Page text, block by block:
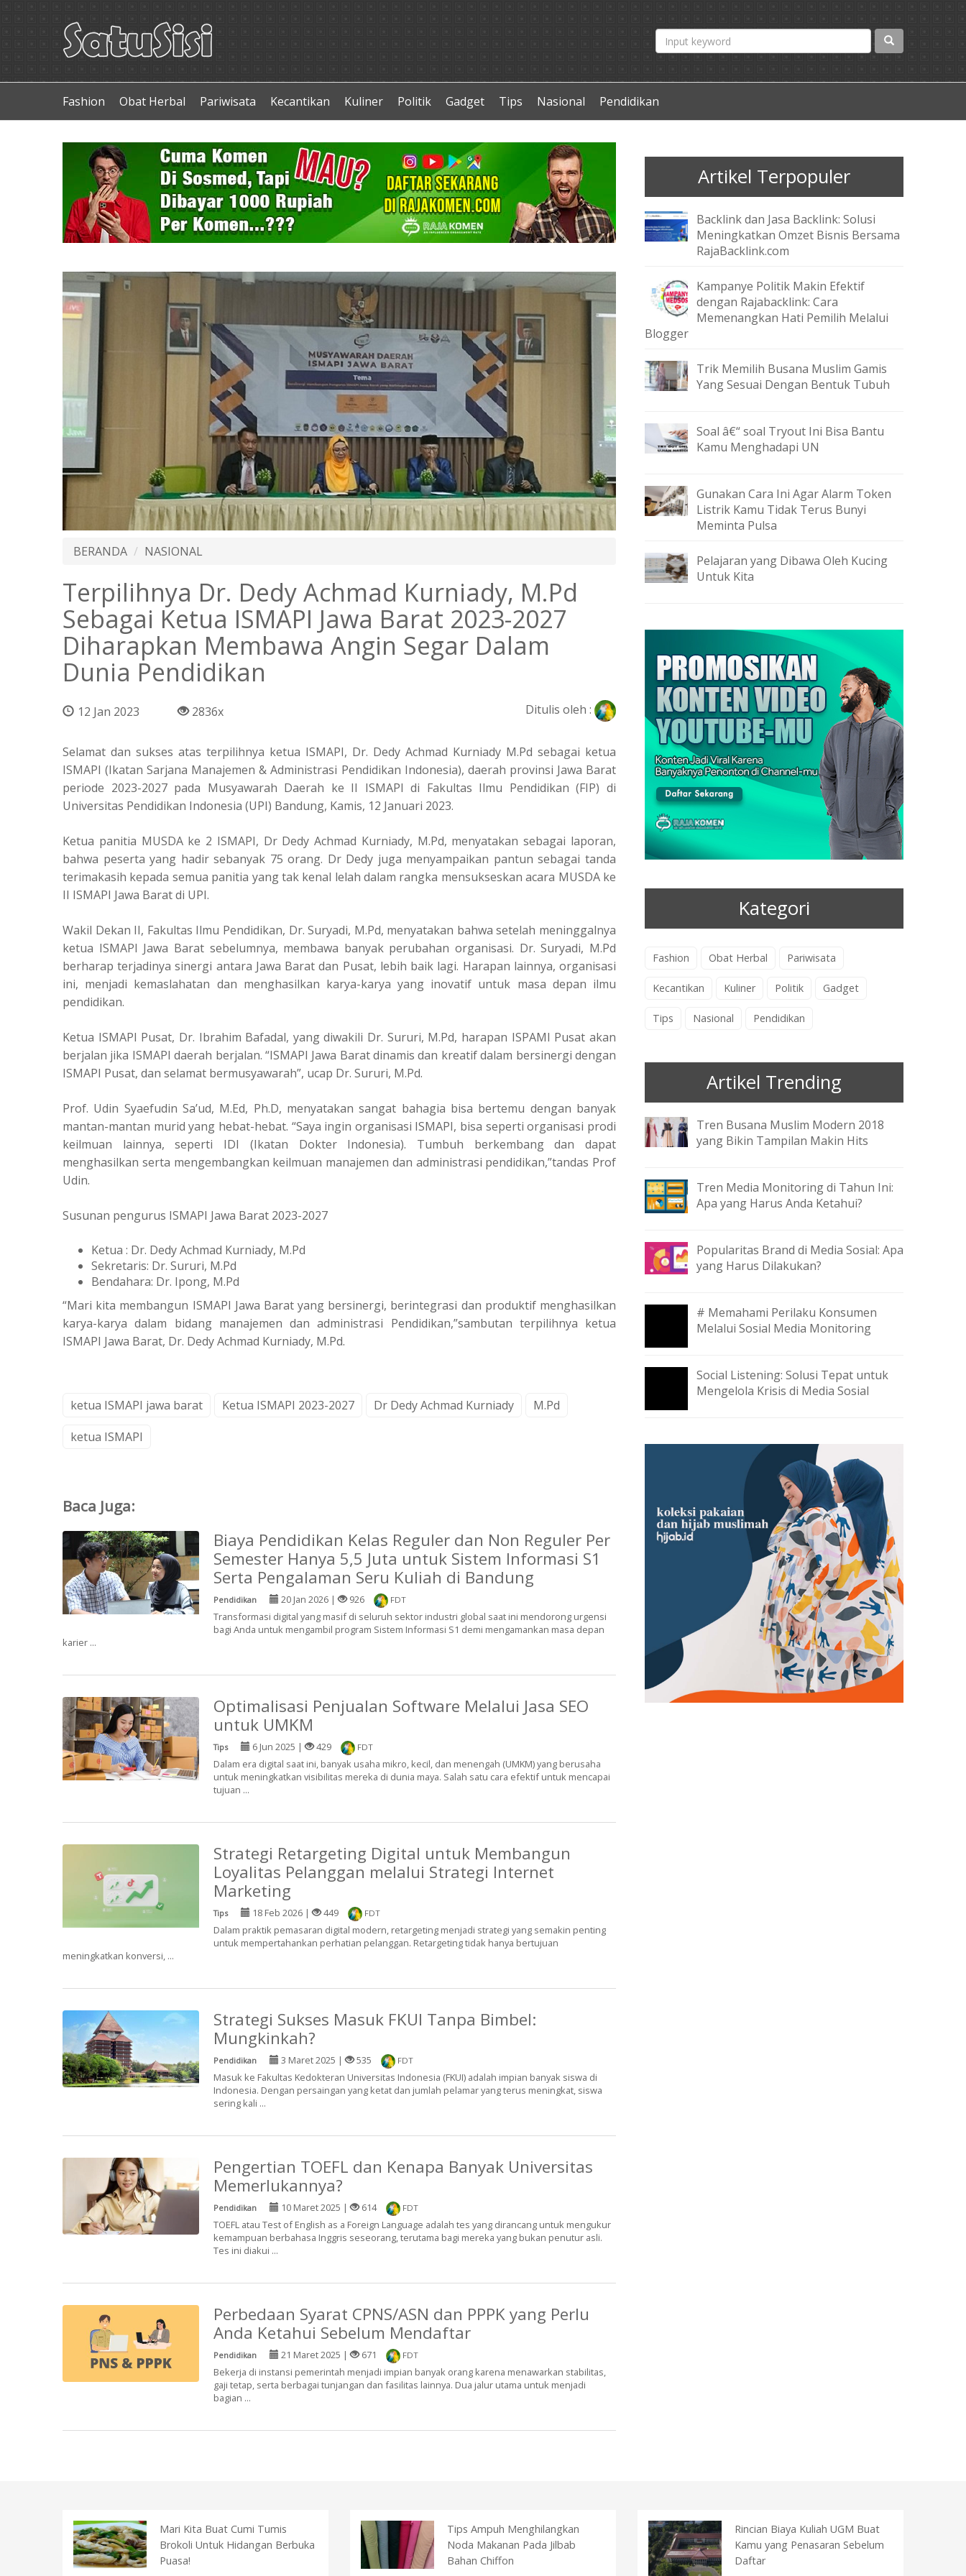
Fashion Obat Herbal Pariwisata Kecantikan Kuliner Politik Gadget Tips Nasional Pendidikan
BERANDA NASIONAL
Terpilihnya Dr. Dedy Achmad Kurniady, M.Pd
Sebagai Ketua ISMAPI Jawa Barat 2023-2027
Diharapkan Membawa Angin Segar Dalam
Dunia Pendidikan
12 Jan 2023 2836x Ditulis oleh :
Selamat dan sukses atas terpilihnya ketua ISMAPI, Dr. Dedy Achmad Kurniady M.Pd sebagai ketua
ISMAPI (Ikatan Sarjana Manajemen & Administrasi Pendidikan Indonesia), daerah provinsi Jawa Barat
periode 2023-2027 pada Musyawarah Daerah ke II ISMAPI di Fakultas Ilmu Pendidikan (FIP) di
Universitas Pendidikan Indonesia (UPI) Bandung, Kamis, 12 Januari 2023.
Ketua panitia MUSDA ke 2 ISMAPI, Dr Dedy Achmad Kurniady, M.Pd, menyatakan sebagai laporan,
bahwa peserta yang hadir sebanyak 75 orang. Dr Dedy juga menyampaikan pantun sebagai tanda
terimakasih kepada semua panitia yang tak kenal lelah dalam rangka mensukseskan acara MUSDA ke
II ISMAPI Jawa Barat di UPI.
Wakil Dekan II, Fakultas Ilmu Pendidikan, Dr. Suryadi, M.Pd, menyatakan bahwa setelah meninggalnya
ketua ISMAPI Jawa Barat sebelumnya, membawa banyak perubahan organisasi. Dr. Suryadi, M.Pd
berharap terjadinya sinergi antara Jawa Barat dan Pusat, lebih baik lagi. Harapan lainnya, organisasi
ini, menjadi kemaslahatan dan menghasilkan karya-karya yang inovatif untuk masa depan ilmu
pendidikan.
Ketua ISMAPI Pusat, Dr. Ibrahim Bafadal, yang diwakili Dr. Sururi, M.Pd, harapan ISPAMI Pusat akan
berjalan jika ISMAPI daerah berjalan. “ISMAPI Jawa Barat dinamis dan kreatif dalam bersinergi dengan
ISMAPI Pusat, dan selamat bermusyawarah”, ucap Dr. Sururi, M.Pd.
Prof. Udin Syaefudin Sa’ud, M.Ed, Ph.D, menyatakan sangat bahagia bisa bertemu dengan banyak
mantan-mantan murid yang hebat-hebat. “Saya ingin organisasi ISMAPI, bisa seperti organisasi prodi
keilmuan lainnya, seperti IDI (Ikatan Dokter Indonesia). Tumbuh berkembang dan dapat
menghasilkan serta mengembangkan keilmuan manajemen dan administrasi pendidikan,”tandas Prof
Udin.
Susunan pengurus ISMAPI Jawa Barat 2023-2027
Ketua : Dr. Dedy Achmad Kurniady, M.Pd
Sekretaris: Dr. Sururi, M.Pd
Bendahara: Dr. Ipong, M.Pd
“Mari kita membangun ISMAPI Jawa Barat yang bersinergi, berintegrasi dan produktif menghasilkan
karya-karya dalam bidang manajemen dan administrasi Pendidikan,”sambutan terpilihnya ketua
ISMAPI Jawa Barat, Dr. Dedy Achmad Kurniady, M.Pd.
ketua ISMAPI jawa barat Ketua ISMAPI 2023-2027 Dr Dedy Achmad Kurniady
M.Pd
ketua ISMAPI
Baca Juga:
Biaya Pendidikan Kelas Reguler dan Non Reguler Per
Semester Hanya 5,5 Juta untuk Sistem Informasi S1
Serta Pengalaman Seru Kuliah di Bandung
Pendidikan 20 Jan 2026 | 926 FDT
Transformasi digital yang masif di seluruh sektor industri global saat ini mendorong urgensi
bagi Anda untuk mengambil program Sistem Informasi S1 demi mengamankan masa depan
karier ...
Optimalisasi Penjualan Software Melalui Jasa SEO
untuk UMKM
Tips 6 Jun 2025 | 429 FDT
Dalam era digital saat ini, banyak usaha mikro, kecil, dan menengah (UMKM) yang berusaha
untuk meningkatkan visibilitas mereka di dunia maya. Salah satu cara efektif untuk mencapai
tujuan ...
Strategi Retargeting Digital untuk Membangun
Loyalitas Pelanggan melalui Strategi Internet
Marketing
Tips 18 Feb 2026 | 449 FDT
Dalam praktik pemasaran digital modern, retargeting menjadi strategi yang semakin penting
untuk mempertahankan perhatian pelanggan. Retargeting tidak hanya bertujuan
meningkatkan konversi, ...
Strategi Sukses Masuk FKUI Tanpa Bimbel:
Mungkinkah?
Pendidikan 3 Maret 2025 | 535 FDT
Masuk ke Fakultas Kedokteran Universitas Indonesia (FKUI) adalah impian banyak siswa di
Indonesia. Dengan persaingan yang ketat dan jumlah pelamar yang terus meningkat, siswa
sering kali ...
Pengertian TOEFL dan Kenapa Banyak Universitas
Memerlukannya?
Pendidikan 10 Maret 2025 | 614 FDT
TOEFL atau Test of English as a Foreign Language adalah tes yang dirancang untuk mengukur
kemampuan berbahasa Inggris seseorang, terutama bagi mereka yang bukan penutur asli.
Tes ini diakui ...
Perbedaan Syarat CPNS/ASN dan PPPK yang Perlu
Anda Ketahui Sebelum Mendaftar
Pendidikan 21 Maret 2025 | 671 FDT
Bekerja di instansi pemerintah menjadi impian banyak orang karena menawarkan stabilitas,
gaji tetap, serta berbagai tunjangan dan fasilitas lainnya. Dua jalur utama untuk menjadi
bagian ...
Artikel Terpopuler
Backlink dan Jasa Backlink: Solusi
Meningkatkan Omzet Bisnis Bersama
RajaBacklink.com
Kampanye Politik Makin Efektif
dengan Rajabacklink: Cara
Memenangkan Hati Pemilih Melalui
Blogger
Trik Memilih Busana Muslim Gamis
Yang Sesuai Dengan Bentuk Tubuh
Soal â€“ soal Tryout Ini Bisa Bantu
Kamu Menghadapi UN
Gunakan Cara Ini Agar Alarm Token
Listrik Kamu Tidak Terus Bunyi
Meminta Pulsa
Pelajaran yang Dibawa Oleh Kucing
Untuk Kita
Kategori
Fashion Obat Herbal Pariwisata
Kecantikan Kuliner Politik Gadget
Tips Nasional Pendidikan
Artikel Trending
Tren Busana Muslim Modern 2018
yang Bikin Tampilan Makin Hits
Tren Media Monitoring di Tahun Ini:
Apa yang Harus Anda Ketahui?
Popularitas Brand di Media Sosial: Apa
yang Harus Dilakukan?
# Memahami Perilaku Konsumen
Melalui Sosial Media Monitoring
Social Listening: Solusi Tepat untuk
Mengelola Krisis di Media Sosial
Mari Kita Buat Cumi Tumis
Brokoli Untuk Hidangan Berbuka
Puasa!
Tips Ampuh Menghilangkan
Noda Makanan Pada Jilbab
Bahan Chiffon
Rincian Biaya Kuliah UGM Buat
Kamu yang Penasaran Sebelum
Daftar